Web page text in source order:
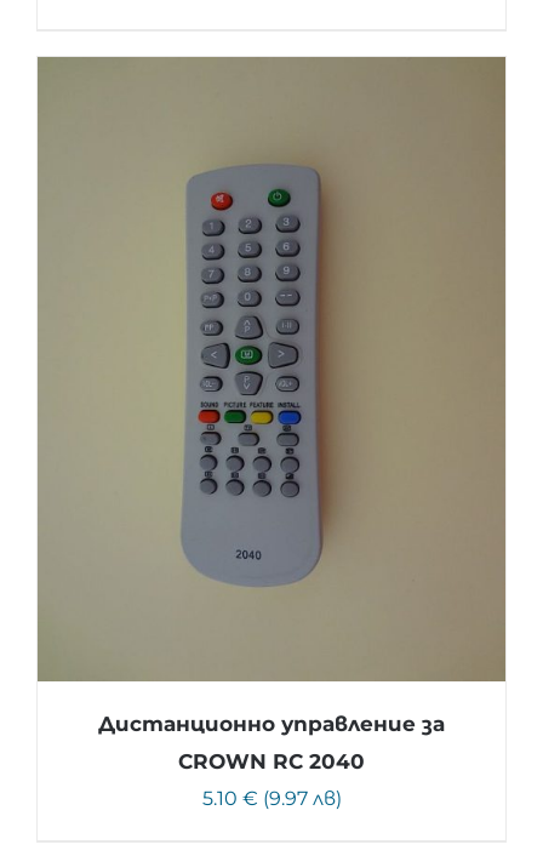
Дистанционно управление за
CROWN RC 2040
5.10 € (9.97 лв)